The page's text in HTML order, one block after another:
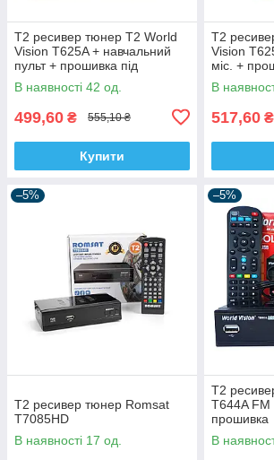
Т2 ресивер тюнер T2 World
Vision T625A + навчальний
пульт + прошивка під
інтернет
В наявності 42 од.
499,60 ₴ 555,10 ₴
Купити
Т2
Vision
міс. +
В
517,60 ₴
–5%
Т2 ресивер тюнер Romsat
T7085HD
В наявності 17 од.
–5%
Т2
T644A FM
прошивка
В